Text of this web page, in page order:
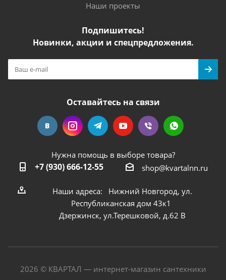
Наши проекты
Подпишитесь!
Новинки, акции и спецпредложения.
Оставайтесь на связи
Нужна помощь в выборе товара?
+7 (930) 666-12-55 shop@kvartalnn.ru
Наши адреса: Нижний Новгород, ул.
Республиканская дом 43к1
Дзержинск, ул.Терешковой, д.62 В
2026 © КВАРТАЛ — интернет-магазин сантехники